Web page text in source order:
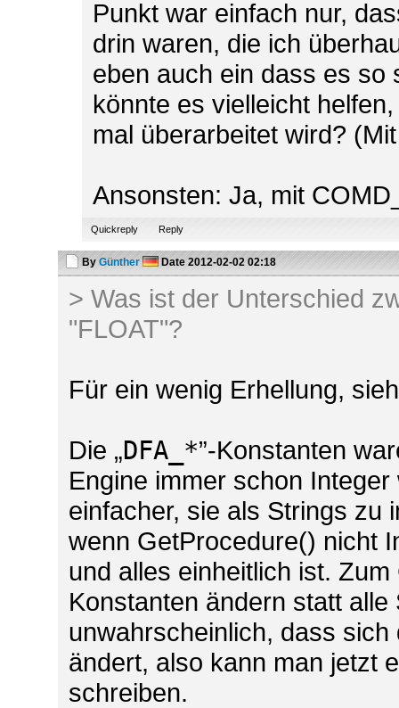
Punkt war einfach nur,
drin waren, die ich
eben auch ein dass es so
könnte es vielleicht
mal überarbeitet wird?
Ansonsten: Ja, mit
Quickreply Reply
By Günther Date 2012-02-02 02:18
> Was ist der Unterschied
"FLOAT"?
Für ein wenig Erhellung,
Die „DFA_*”-Konstanten
Engine immer schon
einfacher, sie als Strings zu
wenn GetProcedure() nicht
und alles einheitlich ist.
Konstanten ändern statt
unwahrscheinlich, dass
ändert, also kann man jetzt
schreiben.